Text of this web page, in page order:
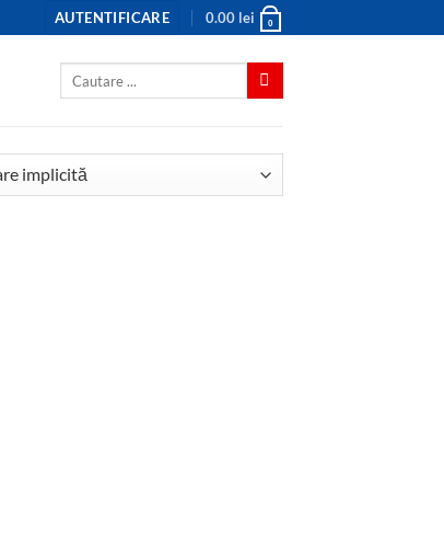
AUTENTIFICARE 0.00 lei 0